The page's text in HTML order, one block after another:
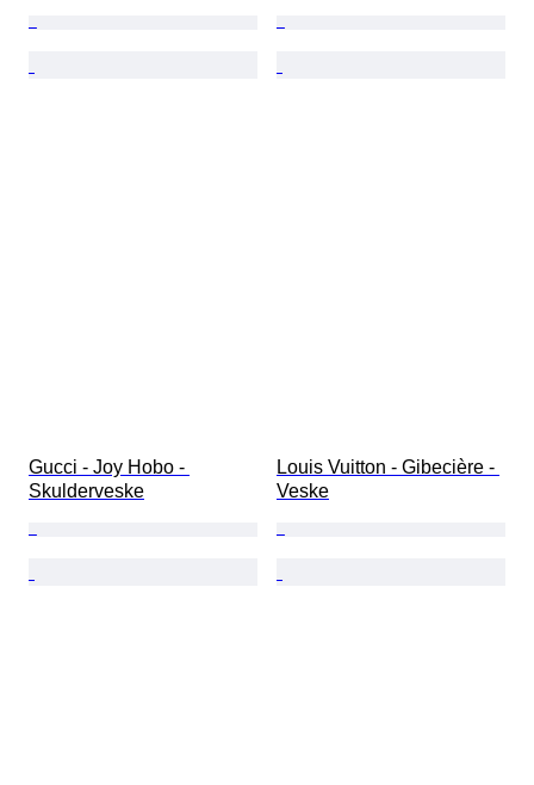
Gucci - Joy Hobo -
Skulderveske
Louis Vuitton - Gibecière -
Veske